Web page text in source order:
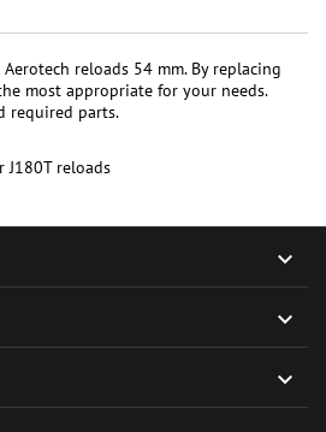
reloads 54 mm. By replacing
most appropriate for your needs.
required parts.
J180T reloads


